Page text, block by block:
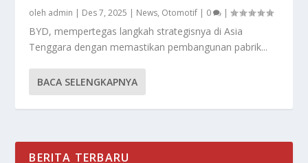
oleh admin | Des 7, 2025 | News, Otomotif | 0 |
BYD, mempertegas langkah strategisnya di Asia
Tenggara dengan memastikan pembangunan pabrik...
BACA SELENGKAPNYA
BERITA TERBARU